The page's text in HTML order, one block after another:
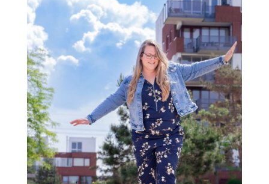
v
e
: